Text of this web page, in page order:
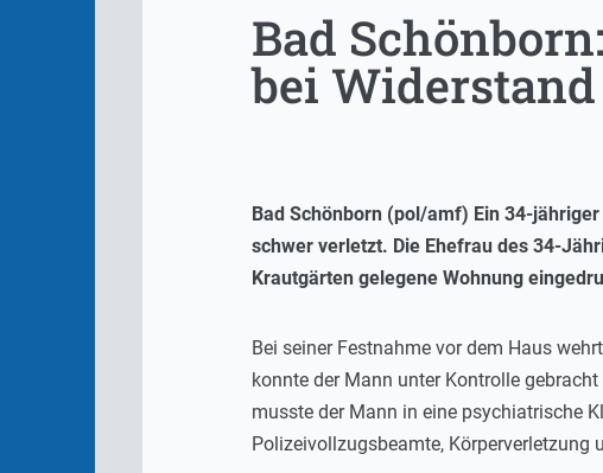
Bad
bei
Bad Schönborn (pol/amf) Ein 34-
schwer verletzt. Die Ehefrau des 34-
Krautgärten gelegene Wohnung
Bei seiner Festnahme vor dem Haus
konnte der Mann unter Kontrolle
musste der Mann in eine psychiatrische
Polizeivollzugsbeamte, Körperverletzung